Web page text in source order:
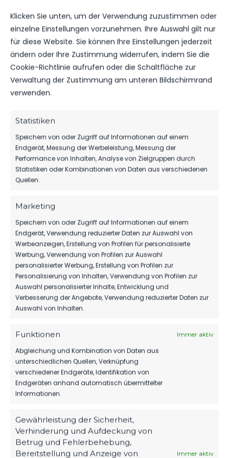
Klicken Sie unten, um der Verwendung zuzustimmen oder
einzelne Einstellungen vorzunehmen. Ihre Auswahl gilt nur
für diese Website. Sie können Ihre Einstellungen jederzeit
ändern oder Ihre Zustimmung widerrufen, indem Sie die
Cookie-Richtlinie aufrufen oder die Schaltfläche zur
Verwaltung der Zustimmung am unteren Bildschirmrand
verwenden.
Statistiken
Speichern von oder Zugriff auf Informationen auf einem
Endgerät, Messung der Werbeleistung, Messung der
Performance von Inhalten, Analyse von Zielgruppen durch
Statistiken oder Kombinationen von Daten aus verschiedenen
Quellen.
Marketing
Speichern von oder Zugriff auf Informationen auf einem
Endgerät, Verwendung reduzierter Daten zur Auswahl von
Werbeanzeigen, Erstellung von Profilen für personalisierte
Werbung, Verwendung von Profilen zur Auswahl
personalisierter Werbung, Erstellung von Profilen zur
Personalisierung von Inhalten, Verwendung von Profilen zur
Auswahl personalisierter Inhalte, Entwicklung und
Verbesserung der Angebote, Verwendung reduzierter Daten zur
Auswahl von Inhalten.
Funktionen Immer aktiv
Abgleichung und Kombination von Daten aus
unterschiedlichen Quellen, Verknüpfung
verschiedener Endgeräte, Identifikation von
Endgeräten anhand automatisch übermittelter
Informationen.
Gewährleistung der Sicherheit,
Verhinderung und Aufdeckung von
Betrug und Fehlerbehebung,
Bereitstellung und Anzeige von
Immer aktiv
Uhr
Luckenwalde
B-Jugend
SA.., 23.
SEP.
2023
11:00
FSV 63
Luckenwalde
B-Jugend
vs. RSV2:1
Landesliga
DI.., 16.
MAI 2023
18:30
Uhr
FSV 63
Luckenwalde
B-Jugend
vs. RSV
Eintracht
1:1
Landesliga
B-Jugend
SO.., 12.
MÄRZ
2023
Abgesagt
FSV 63
Luckenwalde
B-Jugend
vs. RSV
Eintracht
1949
Teltow
Abgesagt
Abgesagt
Landesliga
MÄRZ
2023
11:00
Uhr
vs. FSV 63
Luckenwalde
B-Jugend
Landesliga
2022
11:00
Uhr
B-Jugend
vs. RSV
Eintracht
1949
Teltow